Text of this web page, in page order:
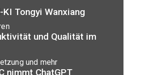
Tongyi Wanxiang
und Qualität im
und mehr
nimmt ChatGPT